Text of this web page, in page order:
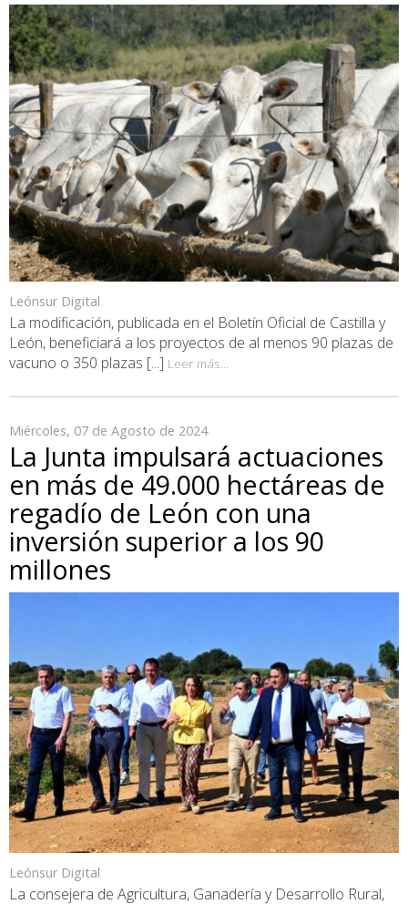
Leónsur Digital
La modificación, publicada en el Boletín Oficial de Castilla y
León, beneficiará a los proyectos de al menos 90 plazas de
vacuno o 350 plazas [...] Leer más...
Miércoles, 07 de Agosto de 2024
La Junta impulsará actuaciones
en más de 49.000 hectáreas de
regadío de León con una
inversión superior a los 90
millones
Leónsur Digital
La consejera de Agricultura, Ganadería y Desarrollo Rural,